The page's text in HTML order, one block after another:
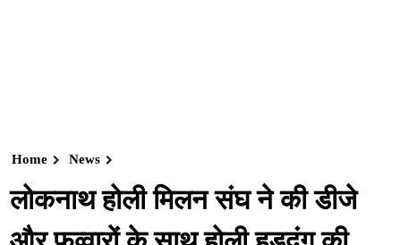
Home News
लोकनाथ होली मिलन संघ ने की डीजे